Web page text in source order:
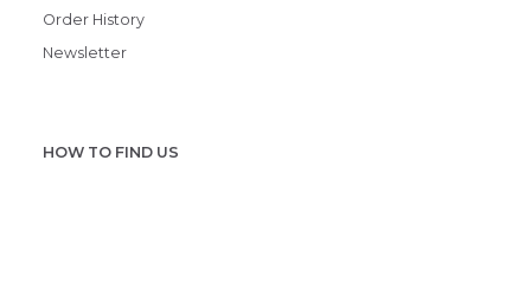
Order History
Newsletter
HOW TO FIND US